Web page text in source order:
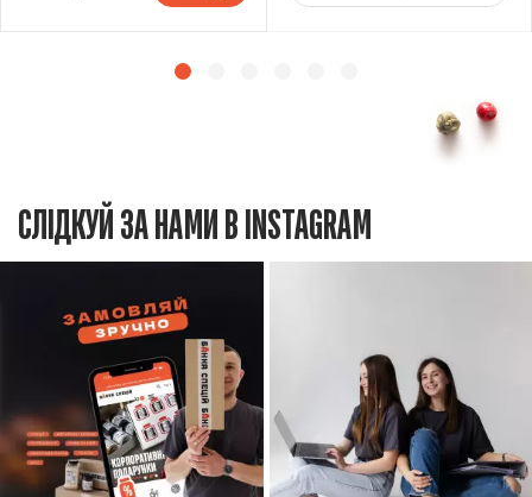
СЛІДКУЙ ЗА НАМИ В INSTAGRAM